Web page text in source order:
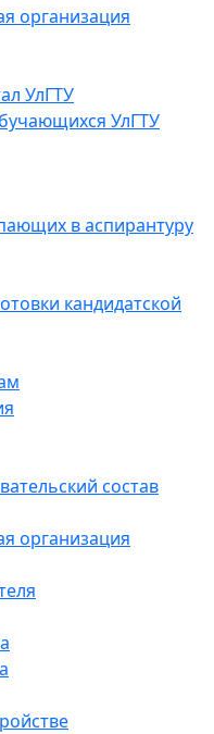
организация
УлГТУ
УлГТУ
в аспирантуру
кандидатской
состав
организация